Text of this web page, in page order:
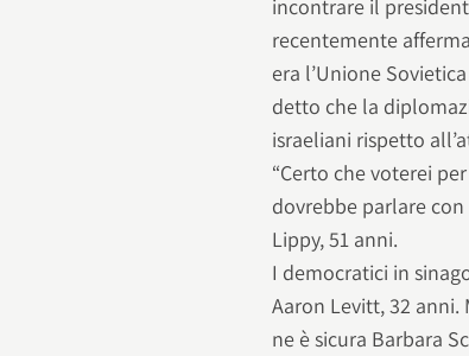
incontrare il
recentemente
era l’Unione
detto che la
israeliani rispetto
“Certo che voterei
dovrebbe parlare
Lippy, 51 anni.
I democratici in
Aaron Levitt, 32
ne è sicura Barbara